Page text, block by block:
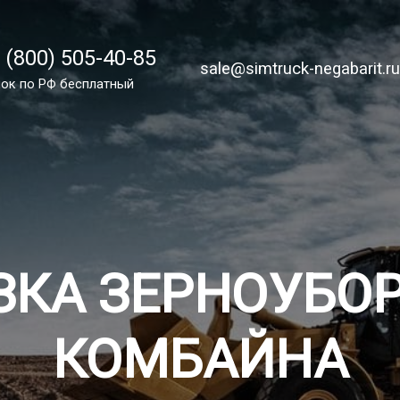
(800) 505-40-85
по РФ бесплатно
sale@simtruck-negabarit.ru
(800) 505-40-85
по РФ бесплатный
sale@simtruck-negabarit.ru
КОМБАЙНА